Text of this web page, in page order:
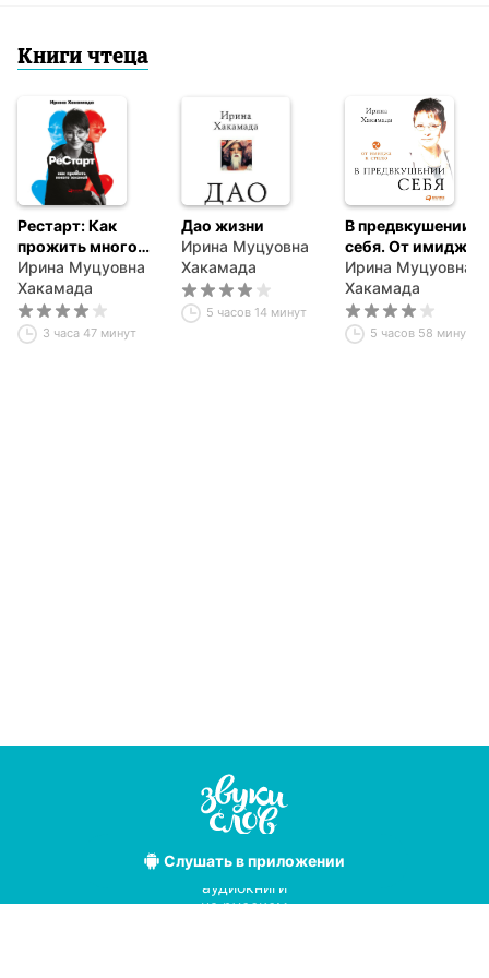
Книги чтеца
Рестарт: Как
прожить много
жизней
Ирина Муцуовна
Хакамада
3 часа 47 минут
Дао жизни
Ирина Муцуовна
Хакамада
5 часов 14 минут
В предвкушении
себя. От имиджа
к стилю
Ирина Муцуовна
Хакамада
5 часов 58 минут
Слушатьв приложении
Лучшие
аудиокниги
на русском